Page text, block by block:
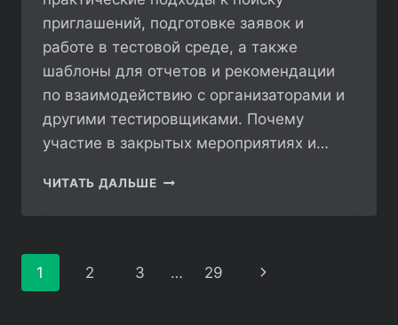
приглашений, подготовке заявок и
работе в тестовой среде, а также
шаблоны для отчетов и рекомендации
по взаимодействию с организаторами и
другими тестировщиками. Почему
участие в закрытых мероприятиях и…
ЧИТАТЬ ДАЛЬШЕ КАК
Навигация
по
1 2 3 … 29
Следующая